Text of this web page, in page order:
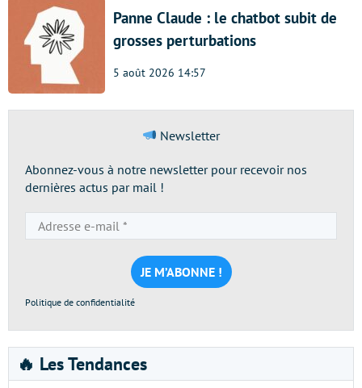
Panne Claude : le chatbot subit de
grosses perturbations
5 août 2026 14:57
Newsletter
Abonnez-vous à notre newsletter pour recevoir nos
dernières actus par mail !
e-
mail
*
Politique de confidentialité
🔥 Les Tendances